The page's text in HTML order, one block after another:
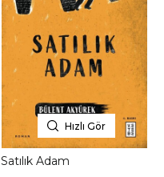
Hızlı Gör
Satılık Adam